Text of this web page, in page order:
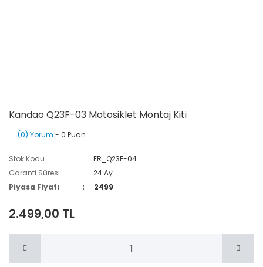
Kandao Q23F-03 Motosiklet Montaj Kiti
(0) Yorum - 0 Puan
Stok Kodu
ER_Q23F-04
Garanti Süresi
24 Ay
Piyasa Fiyatı
2499
2.499,00 TL